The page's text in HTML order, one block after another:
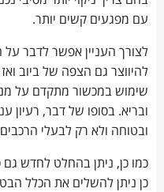
עם מפגעים קשים יותר.
לצורך העניין אפשר לדבר
להיווצר גם הצפה של ביוב
שימוש במכשור מתקדם על
ובריא. בסופו של דבר, רעיון
ובטוחה ולא רק לבעלי
כמו כן, ניתן בהחלט לחדש
כן ניתן להשלים את הכלל